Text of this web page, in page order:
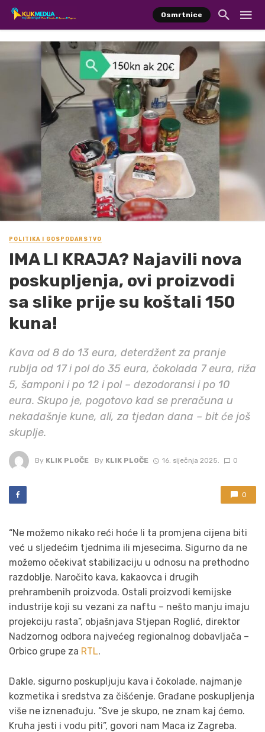
Osmrtnice
POLITIKA I GOSPODARSTVO
IMA LI KRAJA? Najavili nova
poskupljenja, ovi proizvodi
sa slike prije su koštali 150
kuna!
Kava od 8 do 13 eura, deterdžent za pranje
rublja od 17 i pol do 35 eura, čokolada 7 eura, riža
5, šamponi i po 12 i pol – dezodoransi i po 10
eura. Skupo je, pogotovo kad se preračuna u
nekadašnje kune, ali, za tjedan dana – bit će još
skuplje.
By KLIK PLOČE By KLIK PLOČE 16. siječnja 2025. 0
0
“Ne možemo nikako reći hoće li ta promjena cijena biti
već u sljedećim tjednima ili mjesecima. Sigurno da ne
možemo očekivat stabilizaciju u odnosu na prethodno
razdoblje. Naročito kava, kakaovca i drugih
prehrambenih proizvoda. Ostali proizvodi kemijske
industrije koji su vezani za naftu – nešto manju imaju
projekciju rasta”, objašnjava Stjepan Roglić, direktor
Nadzornog odbora najvećeg regionalnog dobavljača –
Orbico grupe za RTL.
Dakle, sigurno poskupljuju kava i čokolade, najmanje
kozmetika i sredstva za čišćenje. Građane poskupljenja
više ne iznenađuju. “Sve je skupo, ne znam kaj ćemo.
Kruha jesti i vodu piti”, govori nam Maca iz Zagreba.